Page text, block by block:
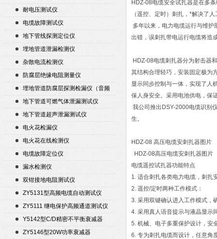
耐电压测试仪
电缆故障测试仪
地下管线探测定位仪
埋地管道泄漏检测仪
杂散电流检测仪
防腐层绝缘电阻测量仪
埋地管道防腐层探测检漏仪（音频
检漏仪）
地下管道可燃气体泄漏测试仪
地下管道超声泄漏测试仪
电火花检漏仪
电火花在线检测仪
电缆故障定位仪
漏水检测仪
双钳接地电阻测试仪
ZY5131型高频电缆自动测试仪
ZY5111 继电保护高频通道测试仪
Y5142型C/D精密不平衡衰减器
（50Ω）
ZY5146型20W功率衰减器
HDZ-08电缆安全试扎器是在多
（遥控、定时）刺扎，*解决了
多年以来，电力电缆运行与维
出错，误刺扎带电运行电缆将造
HDZ-08电缆刺扎器分为射击器
其结构合理轻巧，安装固定极为
显示同步控制与一体，实现了人
保人身安全。采用电池供电，保
我公司推出DSY-2000电缆识别
生。
HDZ-08 高压电缆安刺扎器图片
HDZ-08高压电缆安刺扎器图片
电缆遥控试扎器功能特点
1. 适合刺扎各类电力电缆，刺扎
2. 遥控/定时两种工作模式：
3. 采用双键确认进入工作模式，
4. 采用真人语音提示与液晶显示
5. 机械、电子多重保护设计，安
6. 专为刺扎电缆而设计，任意角